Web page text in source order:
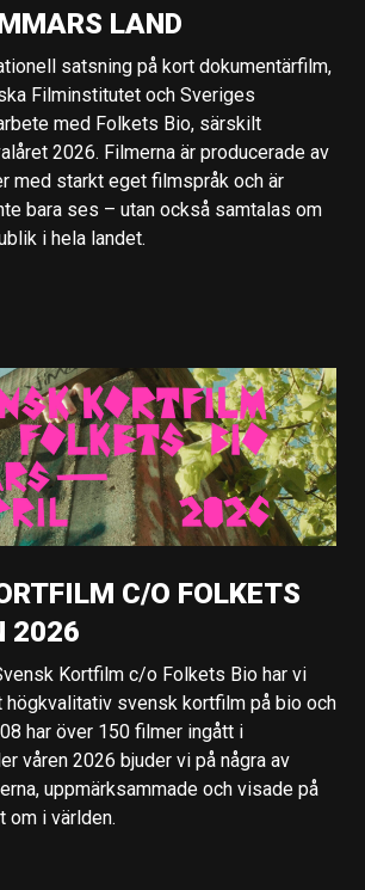
LAND
satsning på kort dokumentärfilm,
Filminstitutet och Sveriges
med Folkets Bio, särskilt
2026. Filmerna är producerade av
med starkt eget filmspråk och är
bara ses – utan också samtalas om
i hela landet.
C/O FOLKETS
2026
Kortfilm c/o Folkets Bio har vi
högkvalitativ svensk kortfilm på bio och
har över 150 filmer ingått i
våren 2026 bjuder vi på några av
uppmärksammade och visade på
om i världen.